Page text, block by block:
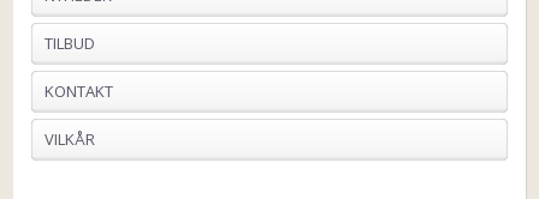
TILBUD
KONTAKT
VILKÅR